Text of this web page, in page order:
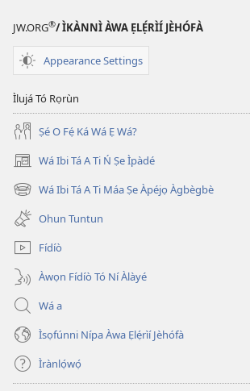
JW.ORG®/ ÌKÀNNÌ ÀWA ẸLẸ́RÌÍ JÈHÓFÀ
Appearance Settings
Ìlujá Tó Rọrùn
Ṣé O Fẹ́ Ká Wá Ẹ Wá?
Wá Ibi Tá A Ti Ń Ṣe Ìpàdé
(opens
new
window)
Wá Ibi Tá A Ti Máa Ṣe Àpéjọ Àgbègbè
(opens
new
window)
Ohun Tuntun
Fídíò
Àwọn Fídíò Tó Ní Àlàyé
Wá a
Ìsọfúnni Nípa Àwa Ẹlẹ́rìí Jèhófà
Ìrànlọ́wọ́